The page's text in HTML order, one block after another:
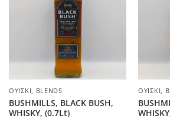
ΟΥΊΣΚΙ, BLENDS
BUSHMILLS, BLACK BUSH,
WHISKY, (0.7Lt)
ΟΥΊΣΚΙ,